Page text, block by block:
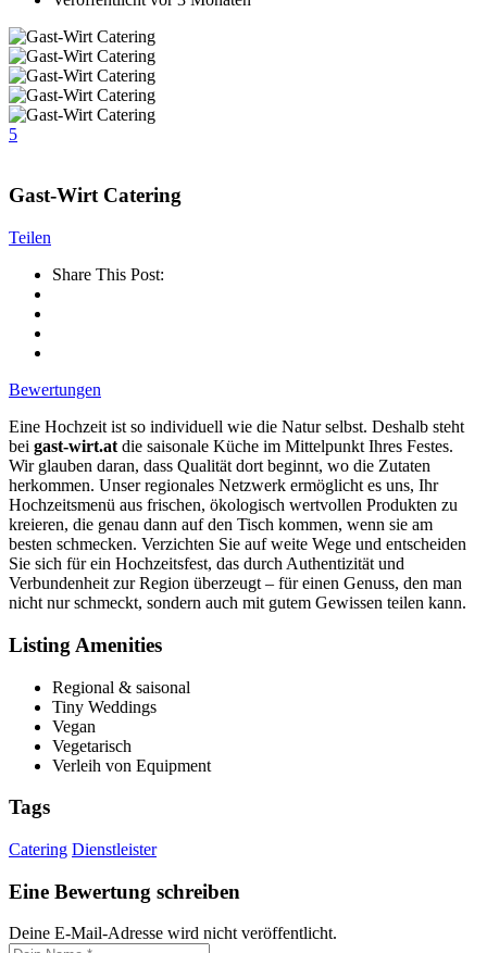
5
Gast-Wirt Catering
Teilen
Share This Post:
Bewertungen
Eine Hochzeit ist so individuell wie die Natur selbst. Deshalb steht
bei gast-wirt.at die saisonale Küche im Mittelpunkt Ihres Festes.
Wir glauben daran, dass Qualität dort beginnt, wo die Zutaten
herkommen. Unser regionales Netzwerk ermöglicht es uns, Ihr
Hochzeitsmenü aus frischen, ökologisch wertvollen Produkten zu
kreieren, die genau dann auf den Tisch kommen, wenn sie am
besten schmecken. Verzichten Sie auf weite Wege und entscheiden
Sie sich für ein Hochzeitsfest, das durch Authentizität und
Verbundenheit zur Region überzeugt – für einen Genuss, den man
nicht nur schmeckt, sondern auch mit gutem Gewissen teilen kann.
Listing Amenities
Regional & saisonal
Tiny Weddings
Vegan
Vegetarisch
Verleih von Equipment
Tags
Catering Dienstleister
Eine Bewertung schreiben
Deine E-Mail-Adresse wird nicht veröffentlicht.